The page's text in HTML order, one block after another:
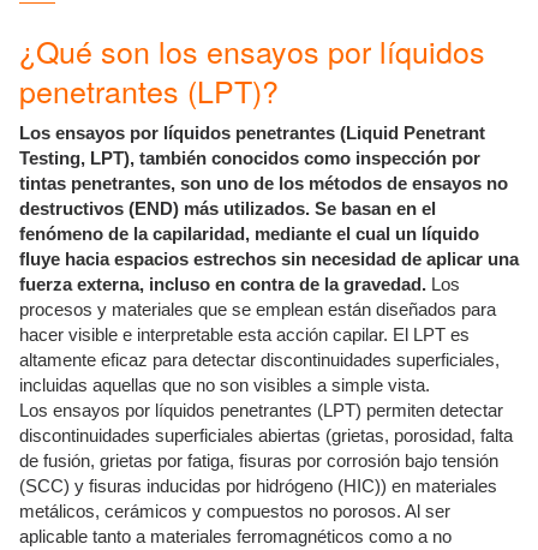
¿Qué son los ensayos por líquidos
penetrantes (LPT)?
Los ensayos por líquidos penetrantes (Liquid Penetrant
Testing, LPT), también conocidos como inspección por
tintas penetrantes, son uno de los métodos de ensayos no
destructivos (END) más utilizados. Se basan en el
fenómeno de la capilaridad, mediante el cual un líquido
fluye hacia espacios estrechos sin necesidad de aplicar una
fuerza externa, incluso en contra de la gravedad. Los
procesos y materiales que se emplean están diseñados para
hacer visible e interpretable esta acción capilar. El LPT es
altamente eficaz para detectar discontinuidades superficiales,
incluidas aquellas que no son visibles a simple vista.
Los ensayos por líquidos penetrantes (LPT) permiten detectar
discontinuidades superficiales abiertas (grietas, porosidad, falta
de fusión, grietas por fatiga, fisuras por corrosión bajo tensión
(SCC) y fisuras inducidas por hidrógeno (HIC)) en materiales
metálicos, cerámicos y compuestos no porosos. Al ser
aplicable tanto a materiales ferromagnéticos como a no